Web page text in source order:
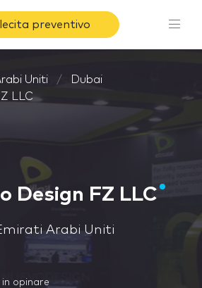
preventivo
Uniti
Dubai
LLC
Design FZ LLC
Arabi Uniti
opinare